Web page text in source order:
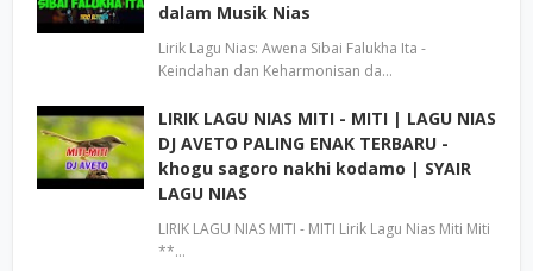
dalam Musik Nias
Lirik Lagu Nias: Awena Sibai Falukha Ita -
Keindahan dan Keharmonisan da…
LIRIK LAGU NIAS MITI - MITI | LAGU NIAS
DJ AVETO PALING ENAK TERBARU -
khogu sagoro nakhi kodamo | SYAIR
LAGU NIAS
LIRIK LAGU NIAS MITI - MITI Lirik Lagu Nias Miti Miti
**…